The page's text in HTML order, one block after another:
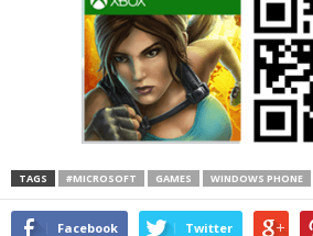
TAGS #MICROSOFT GAMES WINDOWS PHONE
Facebook Twitter